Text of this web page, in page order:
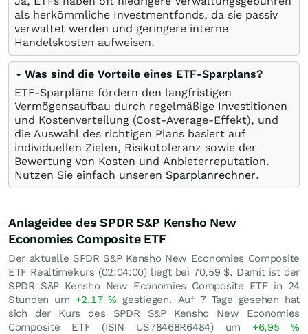
als herkömmliche Investmentfonds, da sie passiv
verwaltet werden und geringere interne
Handelskosten aufweisen.
Was sind die Vorteile eines ETF-Sparplans?
ETF-Sparpläne fördern den langfristigen
Vermögensaufbau durch regelmäßige Investitionen
und Kostenverteilung (Cost-Average-Effekt), und
die Auswahl des richtigen Plans basiert auf
individuellen Zielen, Risikotoleranz sowie der
Bewertung von Kosten und Anbieterreputation.
Nutzen Sie einfach unseren Sparplanrechner.
Anlageidee des SPDR S&P Kensho New
Economies Composite ETF
Der aktuelle SPDR S&P Kensho New Economies Composite
ETF Realtimekurs (02:04:00) liegt bei 70,59 $. Damit ist der
SPDR S&P Kensho New Economies Composite ETF in 24
Stunden um +2,17% gestiegen. Auf 7 Tage gesehen hat
sich der Kurs des SPDR S&P Kensho New Economies
Composite ETF (ISIN US78468R6484) um +6,95%